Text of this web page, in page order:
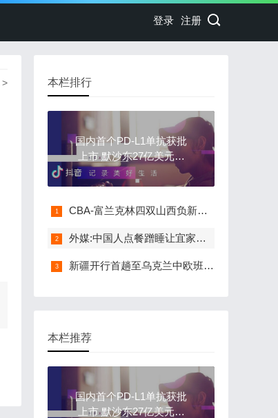
注册
登录
> 本栏排行
国内首个PD-L1单抗获批
上市 默沙东27亿美元收
购
CBA-富兰克林四双山西负新疆 北京3连胜 辽宁胜同曦
外媒:中国人点餐蹭睡让宜家食品部门进账百亿元
新疆开行首趟至乌克兰中欧班列 预计运行15天
本栏推荐
国内首个PD-L1单抗获批
上市 默沙东27亿美元收